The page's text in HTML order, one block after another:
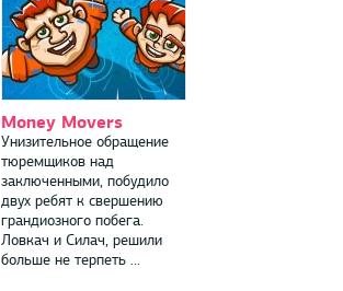
Money Movers
Унизительное обращение
тюремщиков над
заключенными, побудило
двух ребят к свершению
грандиозного побега.
Ловкач и Силач, решили
больше не терпеть ...